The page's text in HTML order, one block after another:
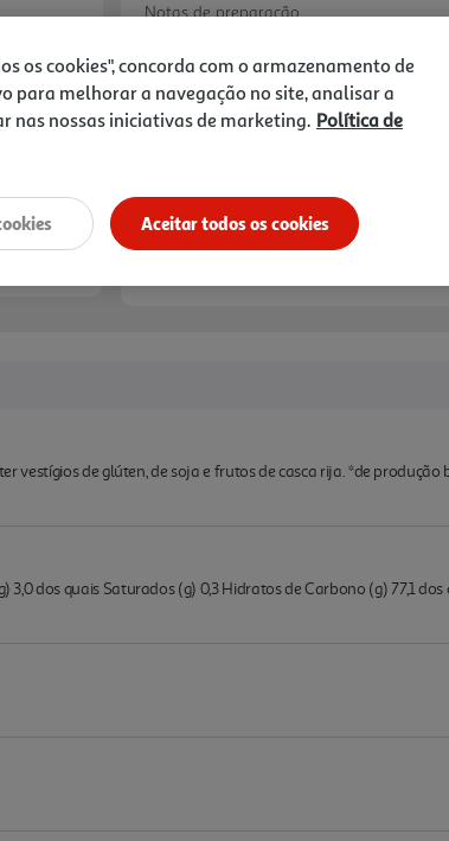
Notas de preparação
vestígios de glúten, de soja e frutos de casca rija. *de produção
dos quais Saturados (g) 0,3 Hidratos de Carbono (g) 77,1 dos
os cookies", concorda com o armazenamento de
para melhorar a navegação no site, analisar a
nas nossas iniciativas de marketing. Política de
Aceitar todos os cookies